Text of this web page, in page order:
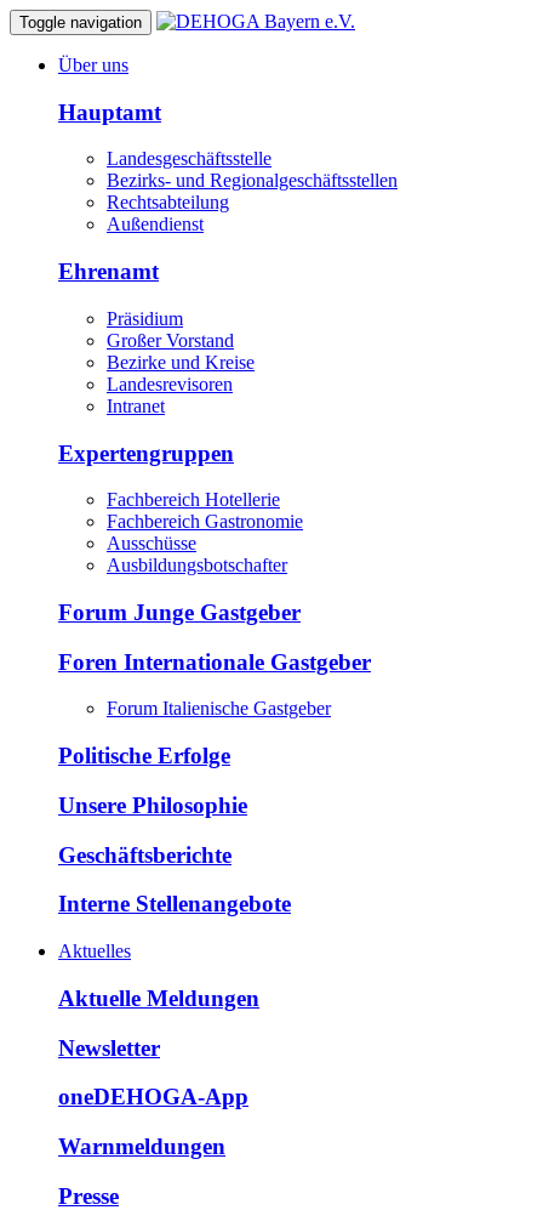
Toggle navigation
Über uns
Hauptamt
Landesgeschäftsstelle
Bezirks- und Regionalgeschäftsstellen
Rechtsabteilung
Außendienst
Ehrenamt
Präsidium
Großer Vorstand
Bezirke und Kreise
Landesrevisoren
Intranet
Expertengruppen
Fachbereich Hotellerie
Fachbereich Gastronomie
Ausschüsse
Ausbildungsbotschafter
Forum Junge Gastgeber
Foren Internationale Gastgeber
Forum Italienische Gastgeber
Politische Erfolge
Unsere Philosophie
Geschäftsberichte
Interne Stellenangebote
Aktuelles
Aktuelle Meldungen
Newsletter
oneDEHOGA-App
Warnmeldungen
Presse